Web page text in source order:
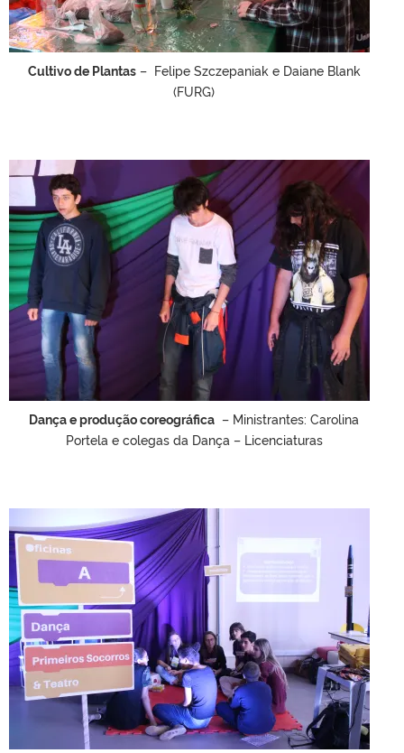
Cultivo de Plantas– Felipe Szczepaniak e Daiane Blank
(FURG)
Dança e produção coreográfica – Ministrantes: Carolina
Portela e colegas da Dança – Licenciaturas